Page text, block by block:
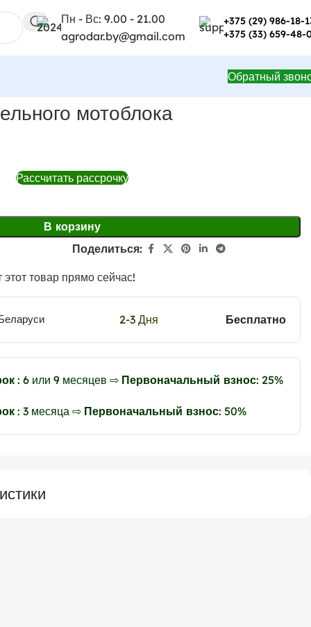
Пн - Вс: 9.00 - 21.00
agrodar.by@gmail.com
+375 (29) 986-18-
+375 (33) 659-48-
Обратный
мотоблока
Рассчитать рассрочку
В корзину
Поделиться:
этот товар прямо сейчас!
2-3 Дня Бесплатно
: 6 или 9 месяцев ⇨ Первоначальный взнос: 25%
: 3 месяца ⇨ Первоначальный взнос: 50%